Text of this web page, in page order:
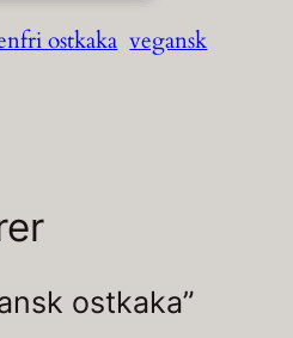
ostkaka vegansk
ostkaka”